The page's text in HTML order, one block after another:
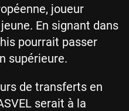
joueur
En signant dans
pourrait passer
supérieure.
de transferts en
serait à la